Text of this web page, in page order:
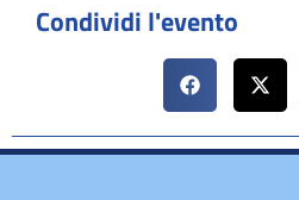
Condividi l'evento